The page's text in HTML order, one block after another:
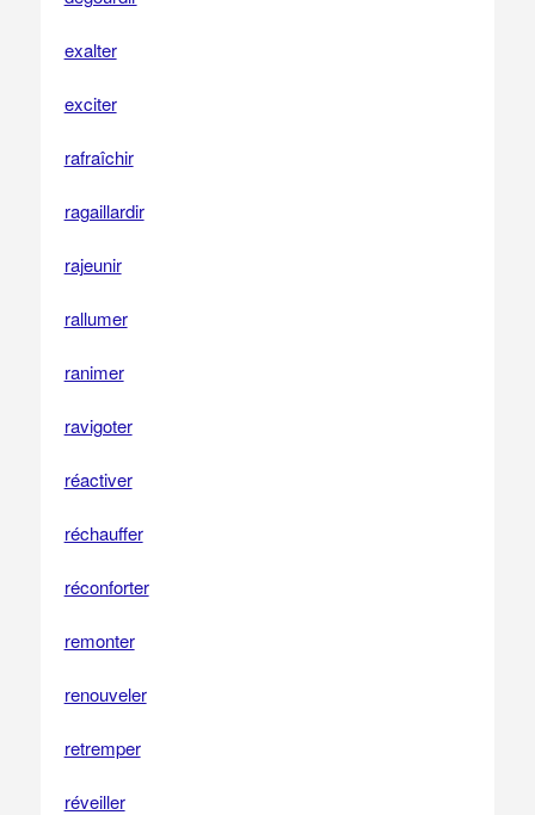
exalter
exciter
rafraîchir
ragaillardir
rajeunir
rallumer
ranimer
ravigoter
réactiver
réchauffer
réconforter
remonter
renouveler
retremper
réveiller